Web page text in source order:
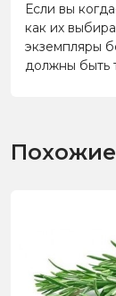
Если вы
как их
экземпляры
должны быть